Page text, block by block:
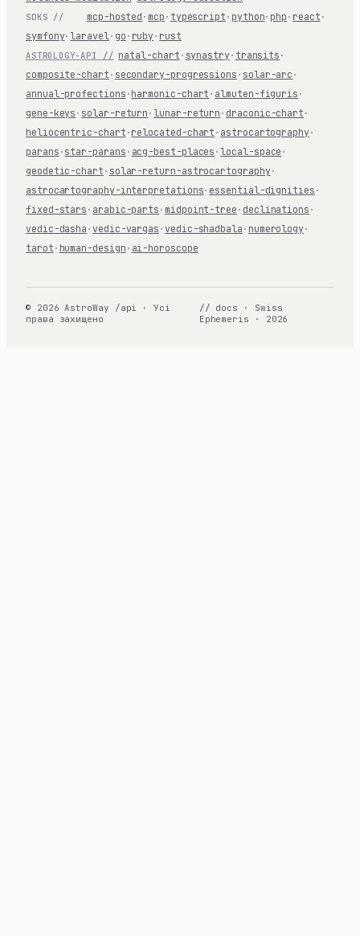
SDKS // mcp-hosted · mcp · typescript · python· php · react ·
symfony·laravel · go · ruby · rust
ASTROLOGY-API // natal-chart · synastry · transits ·
composite-chart · secondary-progressions · solar-arc ·
annual-profections · harmonic-chart · almuten-figuris ·
gene-keys · solar-return ·lunar-return · draconic-chart ·
heliocentric-chart · relocated-chart · astrocartography ·
parans · star-parans · acg-best-places ·local-space ·
geodetic-chart · solar-return-astrocartography ·
astrocartography-interpretations· essential-dignities ·
fixed-stars · arabic-parts · midpoint-tree · declinations ·
vedic-dasha ·vedic-vargas ·vedic-shadbala · numerology ·
tarot · human-design · ai-horoscope
© 2026 AstroWay /api · Усі
права захищено
// docs · Swiss
Ephemeris · 2026